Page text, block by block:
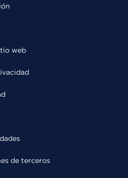
web
de terceros